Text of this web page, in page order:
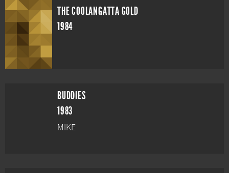
THE COOLANGATTA GOLD
1984
BUDDIES
1983
MIKE